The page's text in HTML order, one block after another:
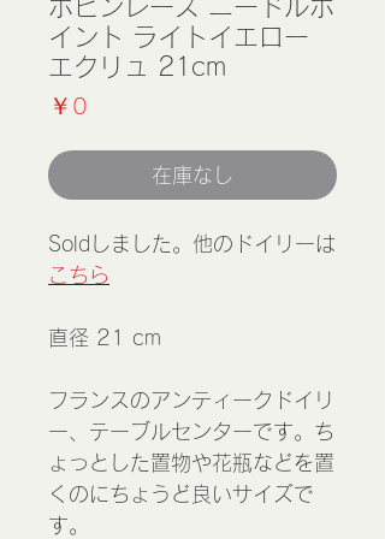
ボビンレース ニードルポ
イント ライトイエロー
エクリュ 21cm
￥0
在庫なし
Soldしました。他のドイリーは
こちら
直径 21 cm
フランスのアンティークドイリ
ー、テーブルセンターです。ち
ょっとした置物や花瓶などを置
くのにちょうど良いサイズで
す。